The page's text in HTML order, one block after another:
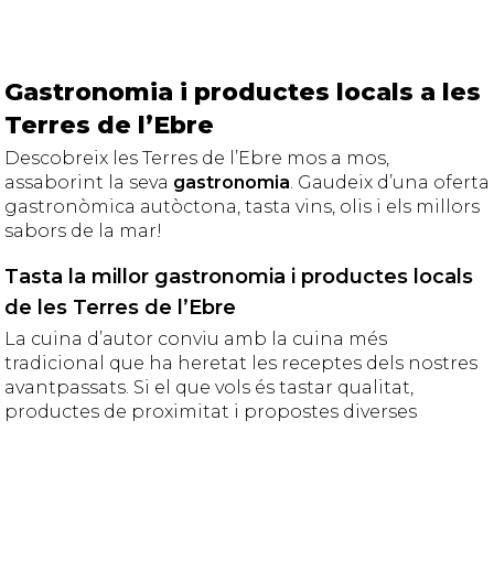
Gastronomia i productes locals a les
Terres de l’Ebre
Descobreix les Terres de l’Ebre mos a mos,
assaborint la seva gastronomia. Gaudeix d’una oferta
gastronòmica autòctona, tasta vins, olis i els millors
sabors de la mar!
Tasta la millor gastronomia i productes locals
de les Terres de l’Ebre
La cuina d’autor conviu amb la cuina més
tradicional que ha heretat les receptes dels nostres
avantpassats. Si el que vols és tastar qualitat,
productes de proximitat i propostes diverses